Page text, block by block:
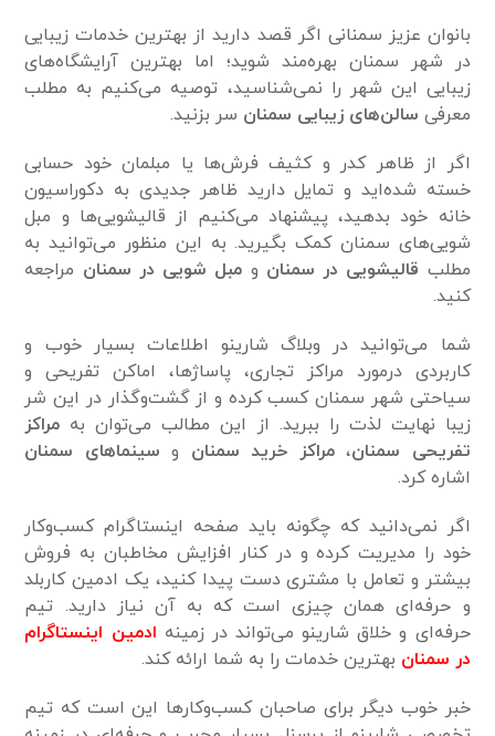
بانوان عزیز سمنانی اگر قصد دارید از بهترین خدمات زیبایی
در شهر سمنان بهره‌مند شوید؛ اما بهترین آرایشگاه‌های
زیبایی این شهر را نمی‌شناسید، توصیه می‌کنیم به مطلب
معرفی سالن‌های زیبایی سمنان سر بزنید.
اگر از ظاهر کدر و کثیف فرش‌ها یا مبلمان خود حسابی
خسته شده‌اید و تمایل دارید ظاهر جدیدی به دکوراسیون
خانه خود بدهید، پیشنهاد می‌کنیم از قالیشویی‌ها و مبل
شویی‌های سمنان کمک بگیرید. به این منظور می‌توانید به
مطلب قالیشویی در سمنان و مبل شویی در سمنان مراجعه
کنید.
شما می‌توانید در وبلاگ شارینو اطلاعات بسیار خوب و
کاربردی درمورد مراکز تجاری، پاساژ‌ها، اماکن تفریحی و
سیاحتی شهر سمنان کسب کرده و از گشت‌وگذار در این شر
زیبا نهایت لذت را ببرید. از این مطالب می‌توان به مراکز
تفریحی سمنان،مراکز خرید سمنان و سینما‌های سمنان
اشاره کرد.
اگر نمی‌دانید که چگونه باید صفحه اینستاگرام کسب‌وکار
خود را مدیریت کرده و در کنار افزایش مخاطبان به فروش
بیشتر و تعامل با مشتری دست پیدا کنید، یک ادمین کاربلد
و حرفه‌ای همان چیزی است که به آن نیاز دارید. تیم
حرفه‌ای و خلاق شارینو می‌تواند در زمینه ادمین اینستاگرام
در سمنان بهترین خدمات را به شما ارائه کند.
خبر خوب دیگر برای صاحبان کسب‌وکارها این است که تیم